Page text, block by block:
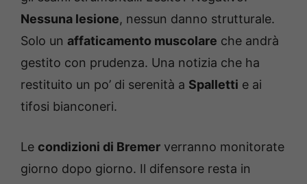
Nessuna lesione, nessun danno strutturale.
Solo un affaticamento muscolare che andrà
gestito con prudenza. Una notizia che ha
restituito un po’ di serenità a Spalletti e ai
tifosi bianconeri.
Le condizioni di Bremer verranno monitorate
giorno dopo giorno. Il difensore resta in